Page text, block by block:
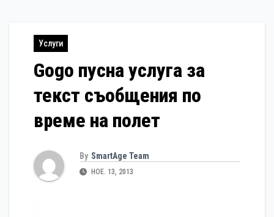
Услуги
Gogo пусна услуга за
текст съобщения по
време на полет
By SmartAge Team
НОЕ. 13, 2013